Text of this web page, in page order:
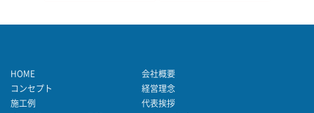
HOME
コンセプト
施工例
会社概要
経営理念
代表挨拶